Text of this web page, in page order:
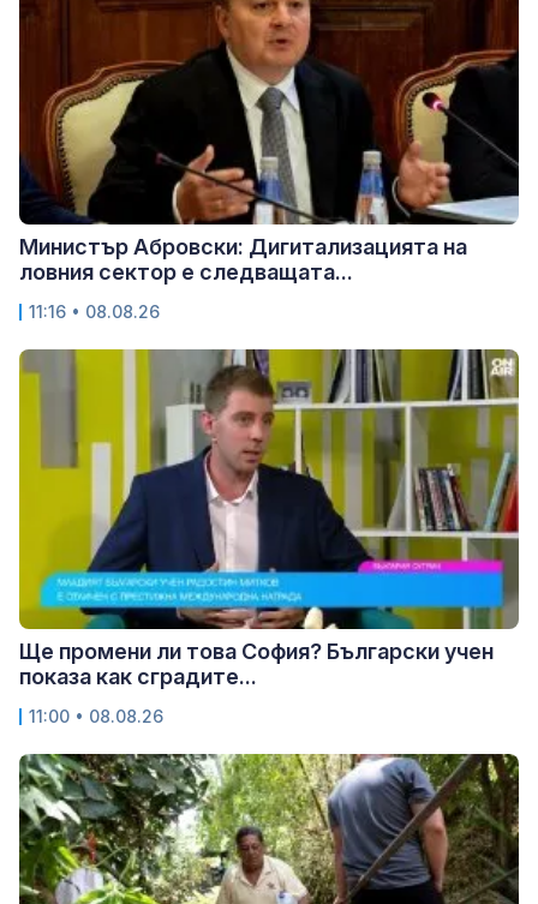
Министър Абровски: Дигитализацията на
ловния сектор е следващата...
11:16 • 08.08.26
Ще промени ли това София? Български учен
показа как сградите...
11:00 • 08.08.26